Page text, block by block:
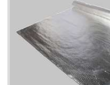
INDUSTRIAL
montagem de cobertura
uma empresa que prez...